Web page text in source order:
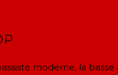
moderne, la basse